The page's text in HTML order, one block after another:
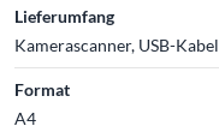
Lieferumfang
Kamerascanner, USB-
Format
A4